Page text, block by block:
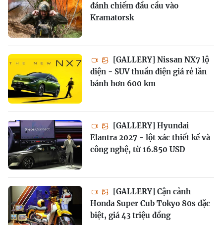
đánh chiếm đầu cầu vào
Kramatorsk
[GALLERY] Nissan NX7 lộ
diện - SUV thuần điện giá rẻ lăn
bánh hơn 600 km
[GALLERY] Hyundai
Elantra 2027 - lột xác thiết kế và
công nghệ, từ 16.850 USD
[GALLERY] Cận cảnh
Honda Super Cub Tokyo 80s đặc
biệt, giá 43 triệu đồng